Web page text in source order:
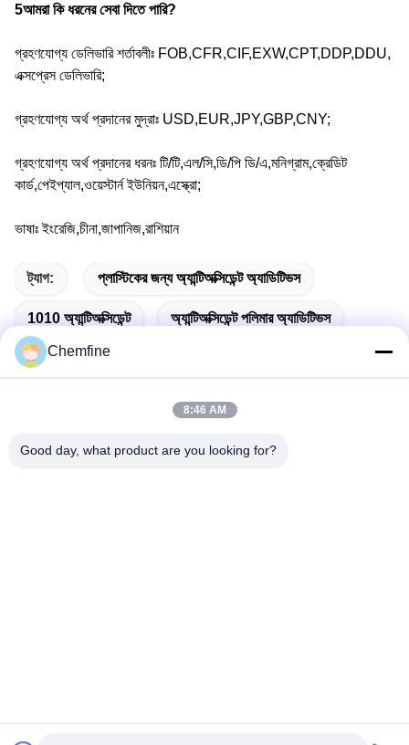
5আমরা কি ধরনের সেবা দিতে পারি?
গ্রহণযোগ্য ডেলিভারি শর্তাবলীঃ FOB,CFR,CIF,EXW,CPT,DDP,DDU,
এক্সপ্রেস ডেলিভারি;
গ্রহণযোগ্য অর্থ প্রদানের মুদ্রাঃ USD,EUR,JPY,GBP,CNY;
গ্রহণযোগ্য অর্থ প্রদানের ধরনঃ টি/টি,এল/সি,ডি/পি ডি/এ,মনিগ্রাম,ক্রেডিট
কার্ড,পেইপ্যাল,ওয়েস্টার্ন ইউনিয়ন,এস্ক্রো;
ভাষাঃ ইংরেজি,চীনা,জাপানিজ,রাশিয়ান
ট্যাগ: প্লাস্টিকের জন্য অ্যান্টিঅক্সিডেন্ট অ্যাডিটিভস
1010 অ্যান্টিঅক্সিডেন্ট অ্যান্টিঅক্সিডেন্ট পলিমার অ্যাডিটিভস
কপিরাইট © 2022-2026 Chemfine International Co., Ltd. সমস্ত অধিকার
Chemfine
8:46 AM
Good day, what product are you looking for?